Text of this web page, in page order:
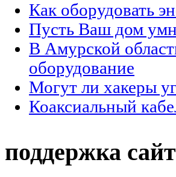
Как оборудовать
Пусть Ваш дом
В Амурской
оборудование
Могут ли хакеры
Коаксиальный
поддержка